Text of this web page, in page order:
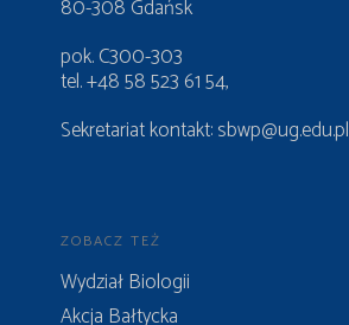
80-308 Gdańsk
pok. C300-303
tel. +48 58 523 61 54,
Sekretariat kontakt:sbwp@ug.edu.pl
ZOBACZ TEŻ
Wydział Biologii
Akcja Bałtycka